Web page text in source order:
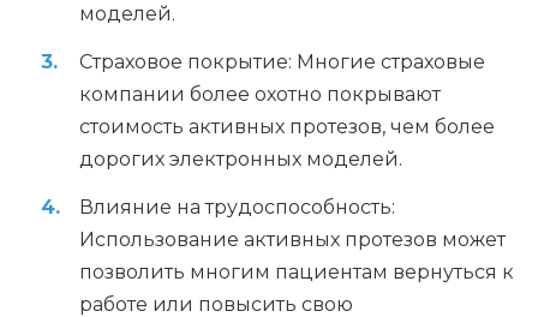
моделей.
Страховое покрытие: Многие страховые
компании более охотно покрывают
стоимость активных протезов, чем более
дорогих электронных моделей.
Влияние на трудоспособность:
Использование активных протезов может
позволить многим пациентам вернуться к
работе или повысить свою